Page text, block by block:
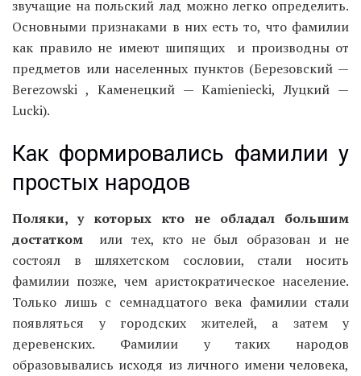
звучащие на польский лад можно легко определить.
Основными признаками в них есть то, что фамилии
как правило не имеют шипящих и производны от
предметов или населенных пунктов (Березовский —
Berezowski , Каменецкий — Kamieniecki, Луцкий —
Lucki).
Как формировались фамилии у
простых народов
Поляки, у которых кто не обладал большим
достатком или тех, кто не был образован и не
состоял в шляхетском сословии, стали носить
фамилии позже, чем аристократическое население.
Только лишь с семнадцатого века фамилии стали
появляться у городских жителей, а затем у
деревенских. Фамилии у таких народов
образовывались исходя из личного имени человека,